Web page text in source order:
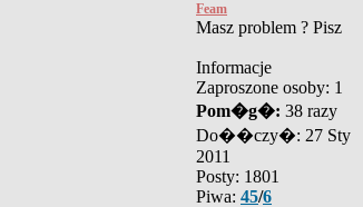
Feam
Masz problem ? Pisz
Informacje
Zaproszone osoby: 1
Pom�g�: 38 razy
Do��czy�: 27 Sty
2011
Posty: 1801
Piwa: 45/6